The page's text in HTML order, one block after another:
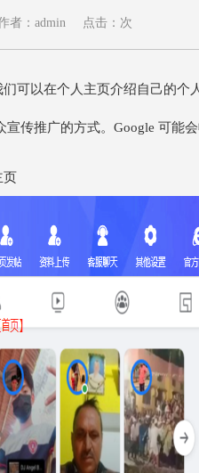
者：admin 点击： 次
可以在个人主页介绍自己的个
传推广的方式。Google 可能
页